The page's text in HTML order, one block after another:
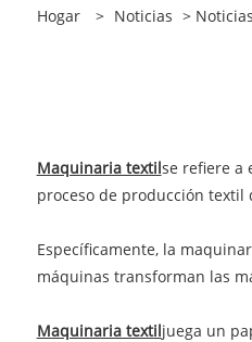
Hogar > Noticias >
Maquinaria textilse refiere a
proceso de producción
Específicamente, la
máquinas transforman las
Maquinaria textiljuega un